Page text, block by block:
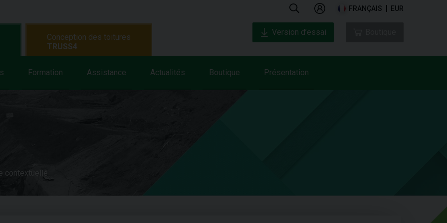
FRANÇAIS EUR
Formation Assistance Actualités Boutique Présentation
Conception des toitures
TRUSS4
Version d’essai
contextuelle